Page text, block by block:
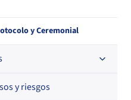
y Ceremonial
y riesgos